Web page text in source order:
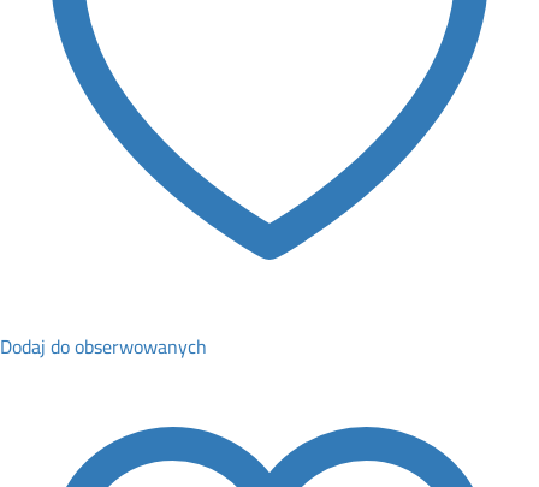
Dodaj do obserwowanych